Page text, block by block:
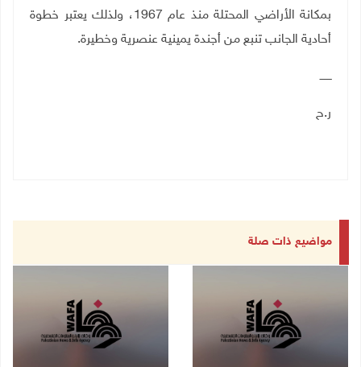
بمكانة الأراضي المحتلة منذ عام 1967، ولذلك يعتبر خطوة
أحادية الجانب تنبع من أجندة يمينية عنصرية وخطيرة.
ـــــــ
ر.ح
مواضيع ذات صلة